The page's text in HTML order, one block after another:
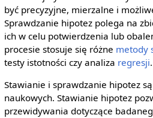
być precyzyjne, mierzalne i
Sprawdzanie hipotez polega na
ich w celu potwierdzenia lub
procesie stosuje się różne metody
testy istotności czy analiza regresji.
Stawianie i sprawdzanie hipotez
naukowych. Stawianie hipotez
przewidywania dotyczące